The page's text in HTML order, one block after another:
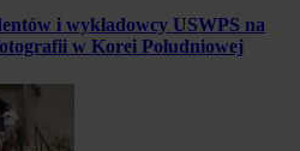
i wykładowcy USWPS na
w Korei Południowej